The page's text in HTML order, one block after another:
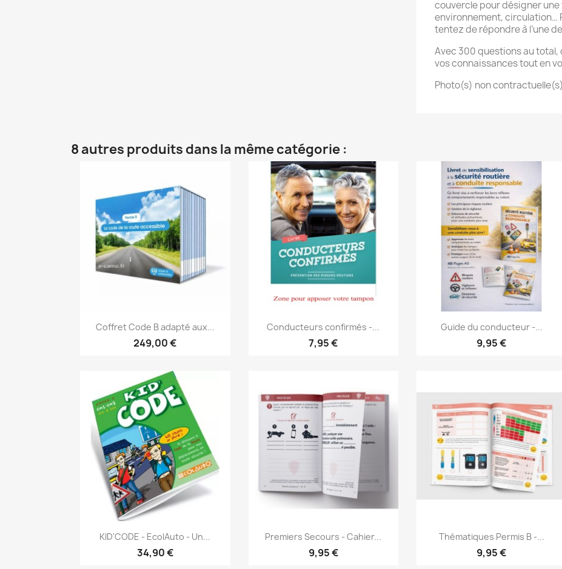
couvercle pour désigner
environnement, circulation…
tentez de répondre à l’une
Avec 300 questions au
vos connaissances tout en
Photo(s) non
8 autres produits dans la même catégorie :
Aperçu rapide
Coffret Code B adapté aux...
249,00 €
Aperçu rapide
Conducteurs confirmés -...
7,95 €
Aperçu rapide
Guide du conducteur -...
9,95 €
Aperçu rapide
KID'CODE - EcolAuto - Un...
34,90 €
Aperçu rapide
Premiers Secours - Cahier...
9,95 €
Aperçu rapide
Thématiques Permis B -...
9,95 €